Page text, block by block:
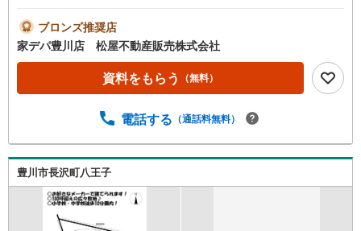
ウスメーカーで建築可能●家デパ 松屋不動産販売 のつよ
み●・豊橋市・豊川市・知立市・浜松市の4店舗営業中！三
河エリア・遠州エリアの物件ならおまかせください。新築
戸建、中古戸建、中古マンション、土地をお客様のご希望
に合わせてご提案いたします！・中古物件のリフォーム実
がリフォームを行っています。新築購入より低コストで、
い。・営業時間 午前9時00分～午後6時30分 （定休日:水曜
日）この時間帯はお電話でのお問い合わせがスムーズにご
案内できます。右下の電話ボタンをタッチ！もしくはお気
軽にお電話ください。
ブロンズ推奨店
家デパ豊川店 松屋不動産販売株式会社
資料をもらう （無料）
電話する （通話料無料）
豊川市長沢町八王子